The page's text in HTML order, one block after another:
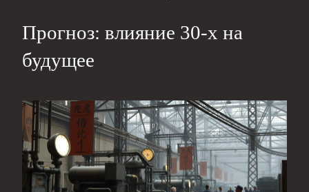
Прогноз: влияние 30-х на
будущее